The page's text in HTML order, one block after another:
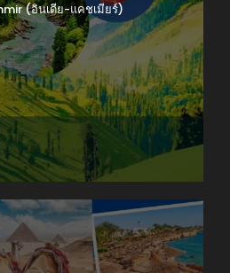
(อินเดีย-แคชเมียร์)